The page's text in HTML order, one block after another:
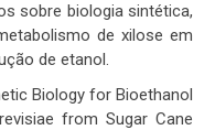
sobre biologia sintética,
de xilose em
de etanol.
Biology for Bioethanol
from Sugar Cane